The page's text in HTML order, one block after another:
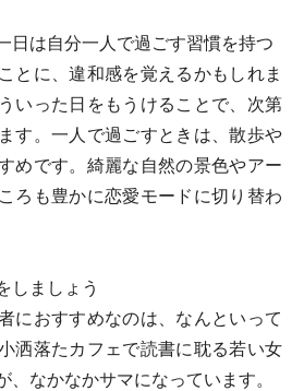
日は自分一人で過ごす習慣を持つ
とに、違和感を覚えるかもしれま
いった日をもうけることで、次第
す。一人で過ごすときは、散歩や
めです。綺麗な自然の景色やアー
ろも豊かに恋愛モードに切り替わ
しましょう
におすすめなのは、なんといって
洒落たカフェで読書に耽る若い女
、なかなかサマになっています。